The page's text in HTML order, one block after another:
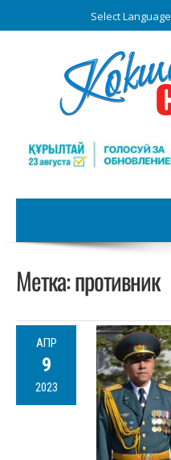
Select Language
Метка:противник
АПР
9
2023